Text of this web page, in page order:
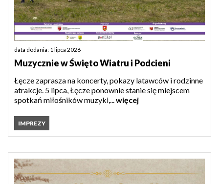
data dodania: 1 lipca 2026
Muzycznie w Święto Wiatru i Podcieni
Łęcze zaprasza na koncerty, pokazy latawców i rodzinne
atrakcje. 5 lipca, Łęcze ponownie stanie się miejscem
spotkań miłośników muzyki,... więcej
IMPREZY